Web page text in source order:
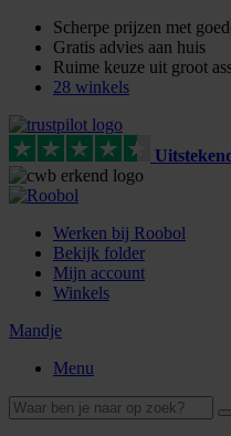
Scherpe prijzen met
Gratis advies aan huis
Ruime keuze uit groot
28 winkels
Werken bij Roobol
Bekijk folder
Mijn account
Winkels
Mandje
Menu